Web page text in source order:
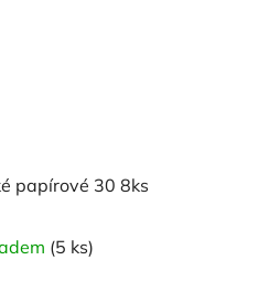
papírové 30 8ks
(5 ks)